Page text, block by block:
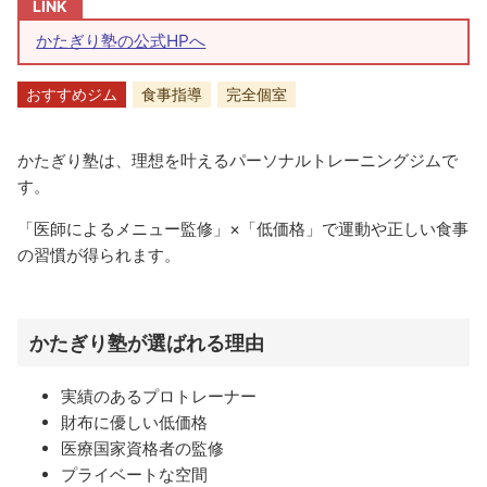
かたぎり塾の公式HPへ
おすすめジム 食事指導 完全個室
かたぎり塾は、理想を叶えるパーソナルトレーニングジムで
す。
「医師によるメニュー監修」×「低価格」で運動や正しい食事
の習慣が得られます。
かたぎり塾が選ばれる理由
実績のあるプロトレーナー
財布に優しい低価格
医療国家資格者の監修
プライベートな空間